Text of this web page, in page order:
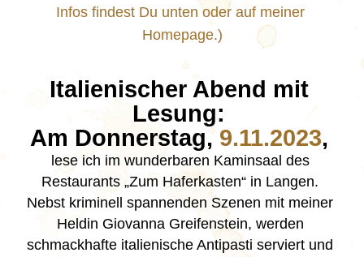
Infos findest Du unten oder auf meiner
Homepage.)
Italienischer Abend mit
Lesung:
Am Donnerstag, 9.11.2023,
lese ich im wunderbaren Kaminsaal des
Restaurants „Zum Haferkasten“ in Langen.
Nebst kriminell spannenden Szenen mit meiner
Heldin Giovanna Greifenstein, werden
schmackhafte italienische Antipasti serviert und